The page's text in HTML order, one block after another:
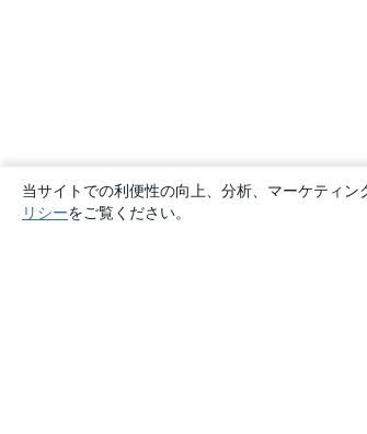
当サイトでの利便性の向上、分析、マーケティ
リシーをご覧ください。